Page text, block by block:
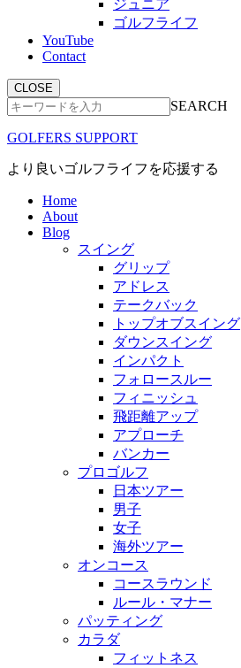
ジュニア
ゴルフライフ
YouTube
Contact
CLOSE
SEARCH
GOLFERS SUPPORT
より良いゴルフライフを応援する
Home
About
Blog
スイング
グリップ
アドレス
テークバック
トップオブスイング
ダウンスイング
インパクト
フォロースルー
フィニッシュ
飛距離アップ
アプローチ
バンカー
プロゴルフ
日本ツアー
男子
女子
海外ツアー
オンコース
コースラウンド
ルール・マナー
パッティング
カラダ
フィットネス